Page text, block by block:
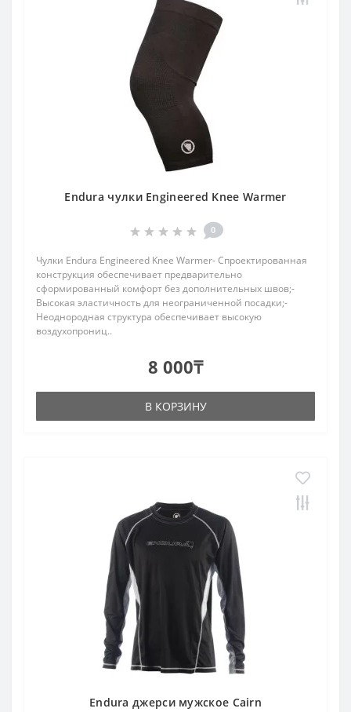
Endura чулки Engineered Knee Warmer
0
Чулки Endura Engineered Knee Warmer- Спроектированная
конструкция обеспечивает предварительно
сформированный комфорт без дополнительных швов;-
Высокая эластичность для неограниченной посадки;-
Неоднородная структура обеспечивает высокую
воздухопрониц..
8 000₸
В КОРЗИНУ
Endura джерси мужское Cairn